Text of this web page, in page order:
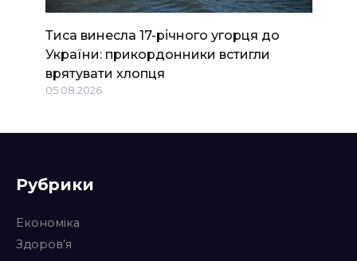
Тиса винесла 17-річного угорця до
України: прикордонники встигли
врятувати хлопця
05.08.2026
Рубрики
Економіка
Здоров’я